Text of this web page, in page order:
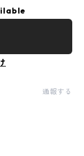
通報する